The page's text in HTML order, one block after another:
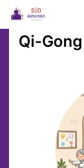
Qi-Gong